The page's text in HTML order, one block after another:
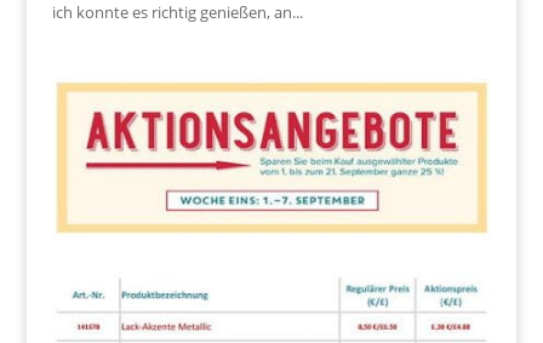
ich konnte es richtig genießen, an...